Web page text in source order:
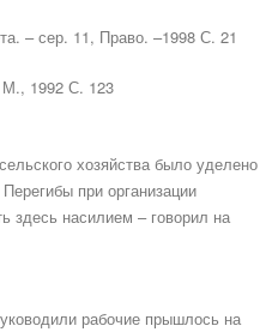
– сер. 11, Право. –1998 С. 21
1992 С. 123
хозяйства было уделено
при организации
здесь насилием – говорил на
рабочие прышлось на